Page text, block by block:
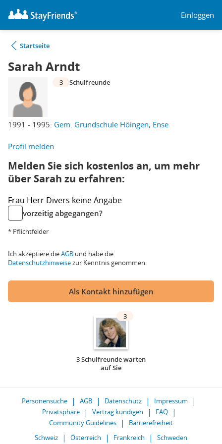
Einloggen
Startseite
Sarah Arndt
1991 - 1995: Gem. Grundschule Höingen, Ense
3 Schulfreunde
Profil melden
Melden Sie sich kostenlos an, um mehr
über Sarah zu erfahren:
Frau Herr Divers keine Angabe
vorzeitig abgegangen?
* Pflichtfelder
Ich akzeptiere dieAGB und habe die
Datenschutzhinweisezur Kenntnis genommen.
Als Kontakt hinzufügen
3
3 Schulfreunde warten
auf Sie
Personensuche AGB Datenschutz
Impressum
Privatsphäre
Vertrag kündigen
FAQ
Community Guidelines
Barrierefreiheit
Schweiz
Österreich Frankreich Schweden